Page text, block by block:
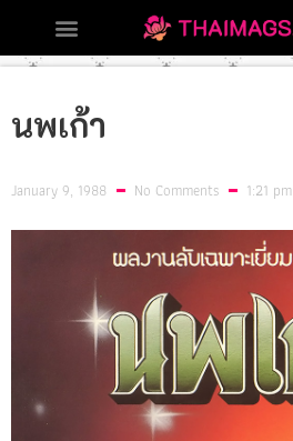
นพเก้า
January 9, 1988 No Comments 1:21 pm